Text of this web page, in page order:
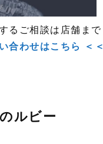
るご相談は店舗まで
合わせはこちら ＜＜
ルビー